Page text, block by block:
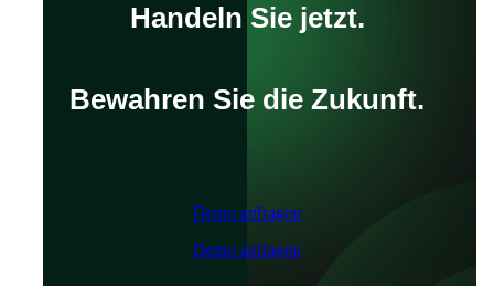
Handeln Sie jetzt.
Bewahren Sie die Zukunft.
Demo anfragen
Demo anfragen